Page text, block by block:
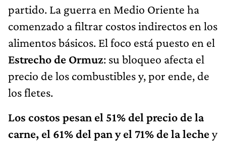
partido. La guerra en Medio Oriente ha
comenzado a filtrar costos indirectos en los
alimentos básicos. El foco está puesto en el
Estrecho de Ormuz: su bloqueo afecta el
precio de los combustibles y, por ende, de
los fletes.
Los costos pesan el 51% del precio de la
carne, el 61% del pan y el 71% de la lechey